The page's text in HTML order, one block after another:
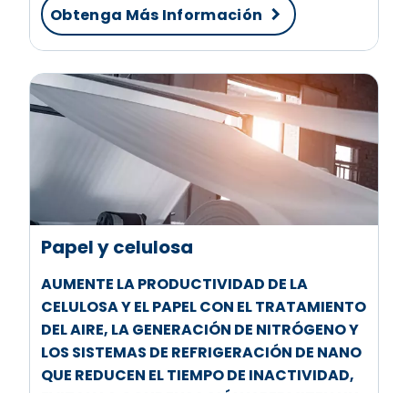
Obtenga Más Información
Papel y celulosa
AUMENTE LA PRODUCTIVIDAD DE LA
CELULOSA Y EL PAPEL CON EL TRATAMIENTO
DEL AIRE, LA GENERACIÓN DE NITRÓGENO Y
LOS SISTEMAS DE REFRIGERACIÓN DE NANO
QUE REDUCEN EL TIEMPO DE INACTIVIDAD,